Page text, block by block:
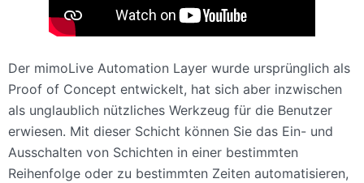
Der mimoLive Automation Layer wurde ursprünglich als
Proof of Concept entwickelt, hat sich aber inzwischen
als unglaublich nützliches Werkzeug für die Benutzer
erwiesen. Mit dieser Schicht können Sie das Ein- und
Ausschalten von Schichten in einer bestimmten
Reihenfolge oder zu bestimmten Zeiten automatisieren,